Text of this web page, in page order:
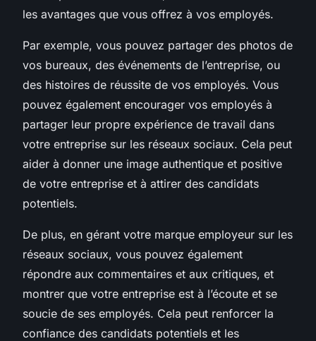
les avantages que vous offrez à vos employés.
Par exemple, vous pouvez partager des photos de
vos bureaux, des événements de l’entreprise, ou
des histoires de réussite de vos employés. Vous
pouvez également encourager vos employés à
partager leur propre expérience de travail dans
votre entreprise sur les réseaux sociaux. Cela peut
aider à donner une image authentique et positive
de votre entreprise et à attirer des candidats
potentiels.
De plus, en gérant votre marque employeur sur les
réseaux sociaux, vous pouvez également
répondre aux commentaires et aux critiques, et
montrer que votre entreprise est à l’écoute et se
soucie de ses employés. Cela peut renforcer la
confiance des candidats potentiels et les